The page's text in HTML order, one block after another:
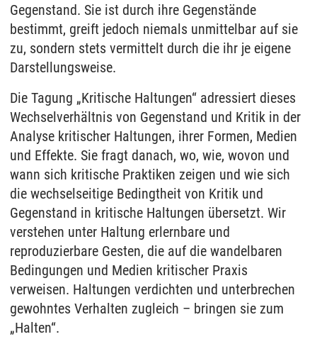
Gegenstand. Sie ist durch ihre Gegenstände
bestimmt, greift jedoch niemals unmittelbar auf sie
zu, sondern stets vermittelt durch die ihr je eigene
Darstellungsweise.
Die Tagung „Kritische Haltungen“ adressiert dieses
Wechselverhältnis von Gegenstand und Kritik in der
Analyse kritischer Haltungen, ihrer Formen, Medien
und Effekte. Sie fragt danach, wo, wie, wovon und
wann sich kritische Praktiken zeigen und wie sich
die wechselseitige Bedingtheit von Kritik und
Gegenstand in kritische Haltungen übersetzt. Wir
verstehen unter Haltung erlernbare und
reproduzierbare Gesten, die auf die wandelbaren
Bedingungen und Medien kritischer Praxis
verweisen. Haltungen verdichten und unterbrechen
gewohntes Verhalten zugleich – bringen sie zum
„Halten“.